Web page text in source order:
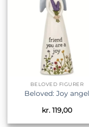
BELOVED FIGURER
Beloved: Joy angel
kr. 119,00